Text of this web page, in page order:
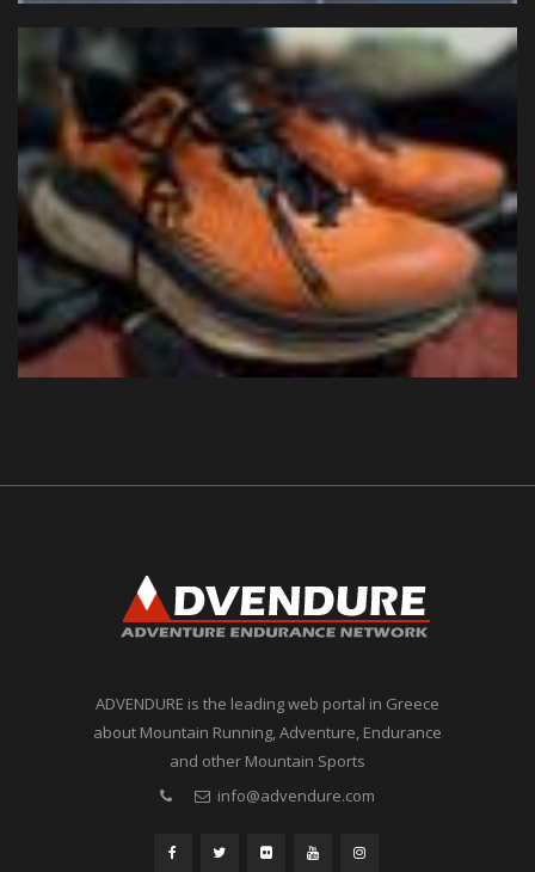
ADVENDURE is the leading web portal in Greece
about Mountain Running, Adventure, Endurance
and other Mountain Sports
info@advendure.com